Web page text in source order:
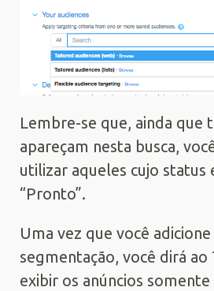
Lembre-se que, ainda que
apareçam nesta busca,
utilizar aqueles cujo status
“Pronto”.
Uma vez que você
segmentação, você dirá
exibir os anúncios somente